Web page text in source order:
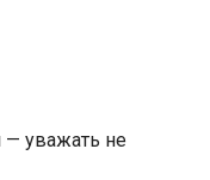
— уважать не